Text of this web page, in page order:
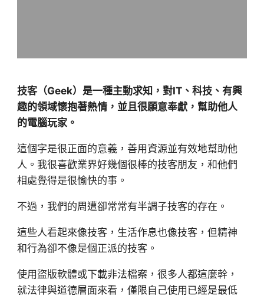
技客（Geek）是一種主動求知，對IT、科技、有興
趣的領域懷抱著熱情，並且很願意奉獻，幫助他人
的電腦玩家。
這個字是很正面的意義，善用資源並有效地幫助他
人。我很喜歡業界好幾個很棒的技客朋友，和他們
相處覺得是很愉快的事。
不過，我們的周遭卻常常有半調子技客的存在。
這些人看起來像技客，生活作息也像技客，但精神
和行為卻不像是個正派的技客。
使用盜版軟體或下載非法檔案，很多人都這麼幹，
就法律與道德層面來看，僅限自己使用已經是最低